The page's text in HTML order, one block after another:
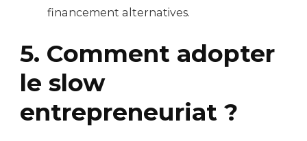
financement alternatives.
5. Comment adopter
le slow
entrepreneuriat ?